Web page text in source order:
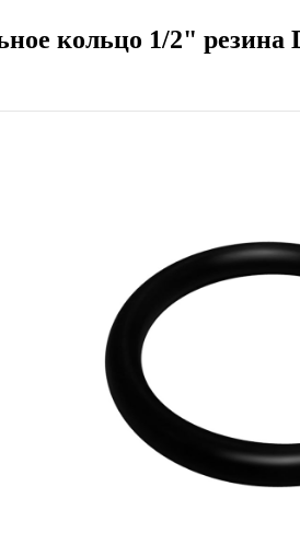
кольцо 1/2" резина